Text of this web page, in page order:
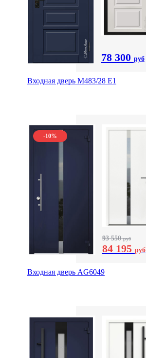
78 300 руб
Входная дверь М483/28 Е1
-10%
93 550руб
84 195 руб
Входная дверь AG6049